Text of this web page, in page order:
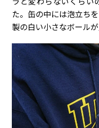
た。缶の中には泡立ち
製の白い小さなボールが